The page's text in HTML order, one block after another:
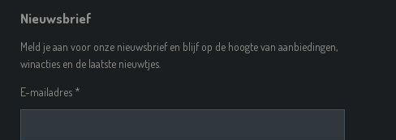
Nieuwsbrief
Meld je aan voor onze nieuwsbrief en blijf op de hoogte van aanbiedingen,
winacties en de laatste nieuwtjes.
E-mailadres *